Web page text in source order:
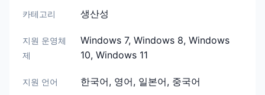
카테고리 생산성
지원 운영체
제
Windows 7, Windows 8, Windows
10, Windows 11
지원 언어 한국어, 영어, 일본어, 중국어